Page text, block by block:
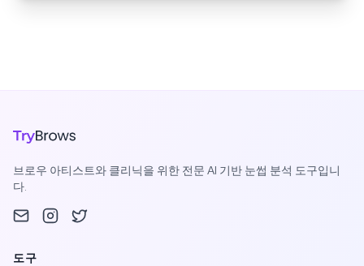
브로우 아티스트와 클리닉을 위한 전문 AI 기반 눈썹 분석 도구입니
다.
도구